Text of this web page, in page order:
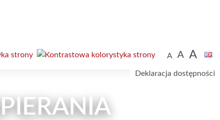
A A A
Deklaracja dostępności